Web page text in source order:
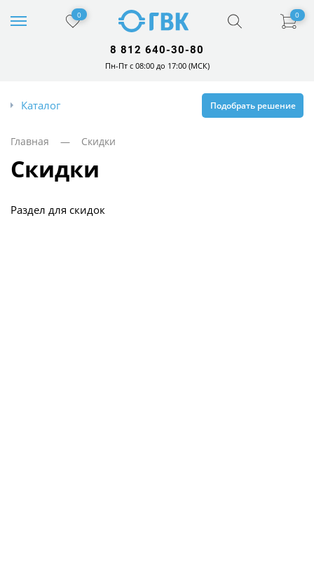
0 0
8 812 640-30-80
Пн-Пт с 08:00 до 17:00 (МСК)
Каталог Подобрать решение
Главная — Скидки
скидки
Раздел для скидок